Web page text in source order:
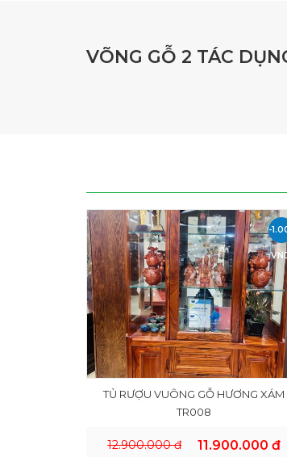
VÕNG GỖ 2 TÁC
-
TỦ RƯỢU VUÔNG GỖ HƯƠNG XÁM
TR008
12.900.000 đ 11.900.000 đ